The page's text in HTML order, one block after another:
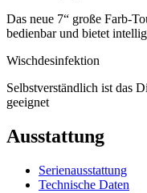
Das neue 7“ große Farb-
bedienbar und bietet
Wischdesinfektion
Selbstverständlich ist das
geeignet
Ausstattung
Serienausstattung
Technische Daten